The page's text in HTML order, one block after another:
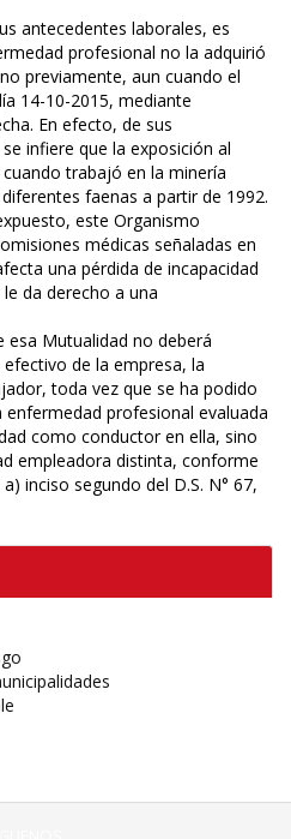
antecedentes laborales, es
profesional no la adquirió
previamente, aun cuando el
14-10-2015, mediante
En efecto, de sus
infiere que la exposición al
trabajó en la minería
faenas a partir de 1992.
este Organismo
médicas señaladas en
una pérdida de incapacidad
da derecho a una
Mutualidad no deberá
de la empresa, la
toda vez que se ha podido
profesional evaluada
como conductor en ella, sino
empleadora distinta, conforme
inciso segundo del D.S. N° 67,